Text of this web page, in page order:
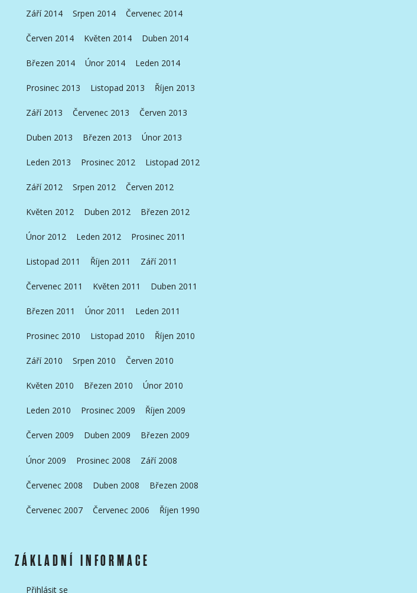
Září 2014 Srpen 2014 Červenec 2014
Červen 2014 Květen 2014 Duben 2014
Březen 2014 Únor 2014 Leden 2014
Prosinec 2013 Listopad 2013 Říjen 2013
Září 2013 Červenec 2013 Červen 2013
Duben 2013 Březen 2013 Únor 2013
Leden 2013 Prosinec 2012 Listopad 2012
Září 2012 Srpen 2012 Červen 2012
Květen 2012 Duben 2012 Březen 2012
Únor 2012 Leden 2012 Prosinec 2011
Listopad 2011 Říjen 2011 Září 2011
Červenec 2011 Květen 2011 Duben 2011
Březen 2011 Únor 2011 Leden 2011
Prosinec 2010 Listopad 2010 Říjen 2010
Září 2010 Srpen 2010 Červen 2010
Květen 2010 Březen 2010 Únor 2010
Leden 2010 Prosinec 2009 Říjen 2009
Červen 2009 Duben 2009 Březen 2009
Únor 2009 Prosinec 2008 Září 2008
Červenec 2008 Duben 2008 Březen 2008
Červenec 2007 Červenec 2006 Říjen 1990
ZÁKLADNÍ INFORMACE
Přihlásit se